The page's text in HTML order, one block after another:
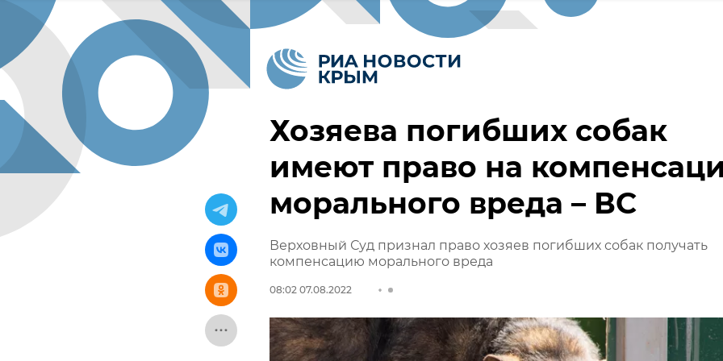
Хозяева погибших собак
имеют право на
морального вреда – ВС
Верховный Суд признал право хозяев погибших собак получать
компенсацию морального вреда
08:02 07.08.2022